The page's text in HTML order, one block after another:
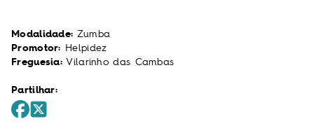
Modalidade: Zumba
Promotor: Helpidez
Freguesia: Vilarinho das Cambas
Partilhar: